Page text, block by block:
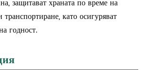
защитават храната по време на
транспортиране, като осигуряват
годност.